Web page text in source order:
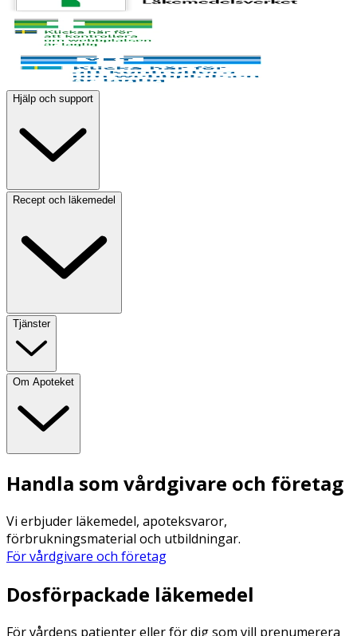
Hjälp och support
Recept och läkemedel
Tjänster
Om Apoteket
Handla som vårdgivare och företag
Vi erbjuder läkemedel, apoteksvaror,
förbrukningsmaterial och utbildningar.
För vårdgivare och företag
Dosförpackade läkemedel
För vårdens patienter eller för dig som vill prenumerera